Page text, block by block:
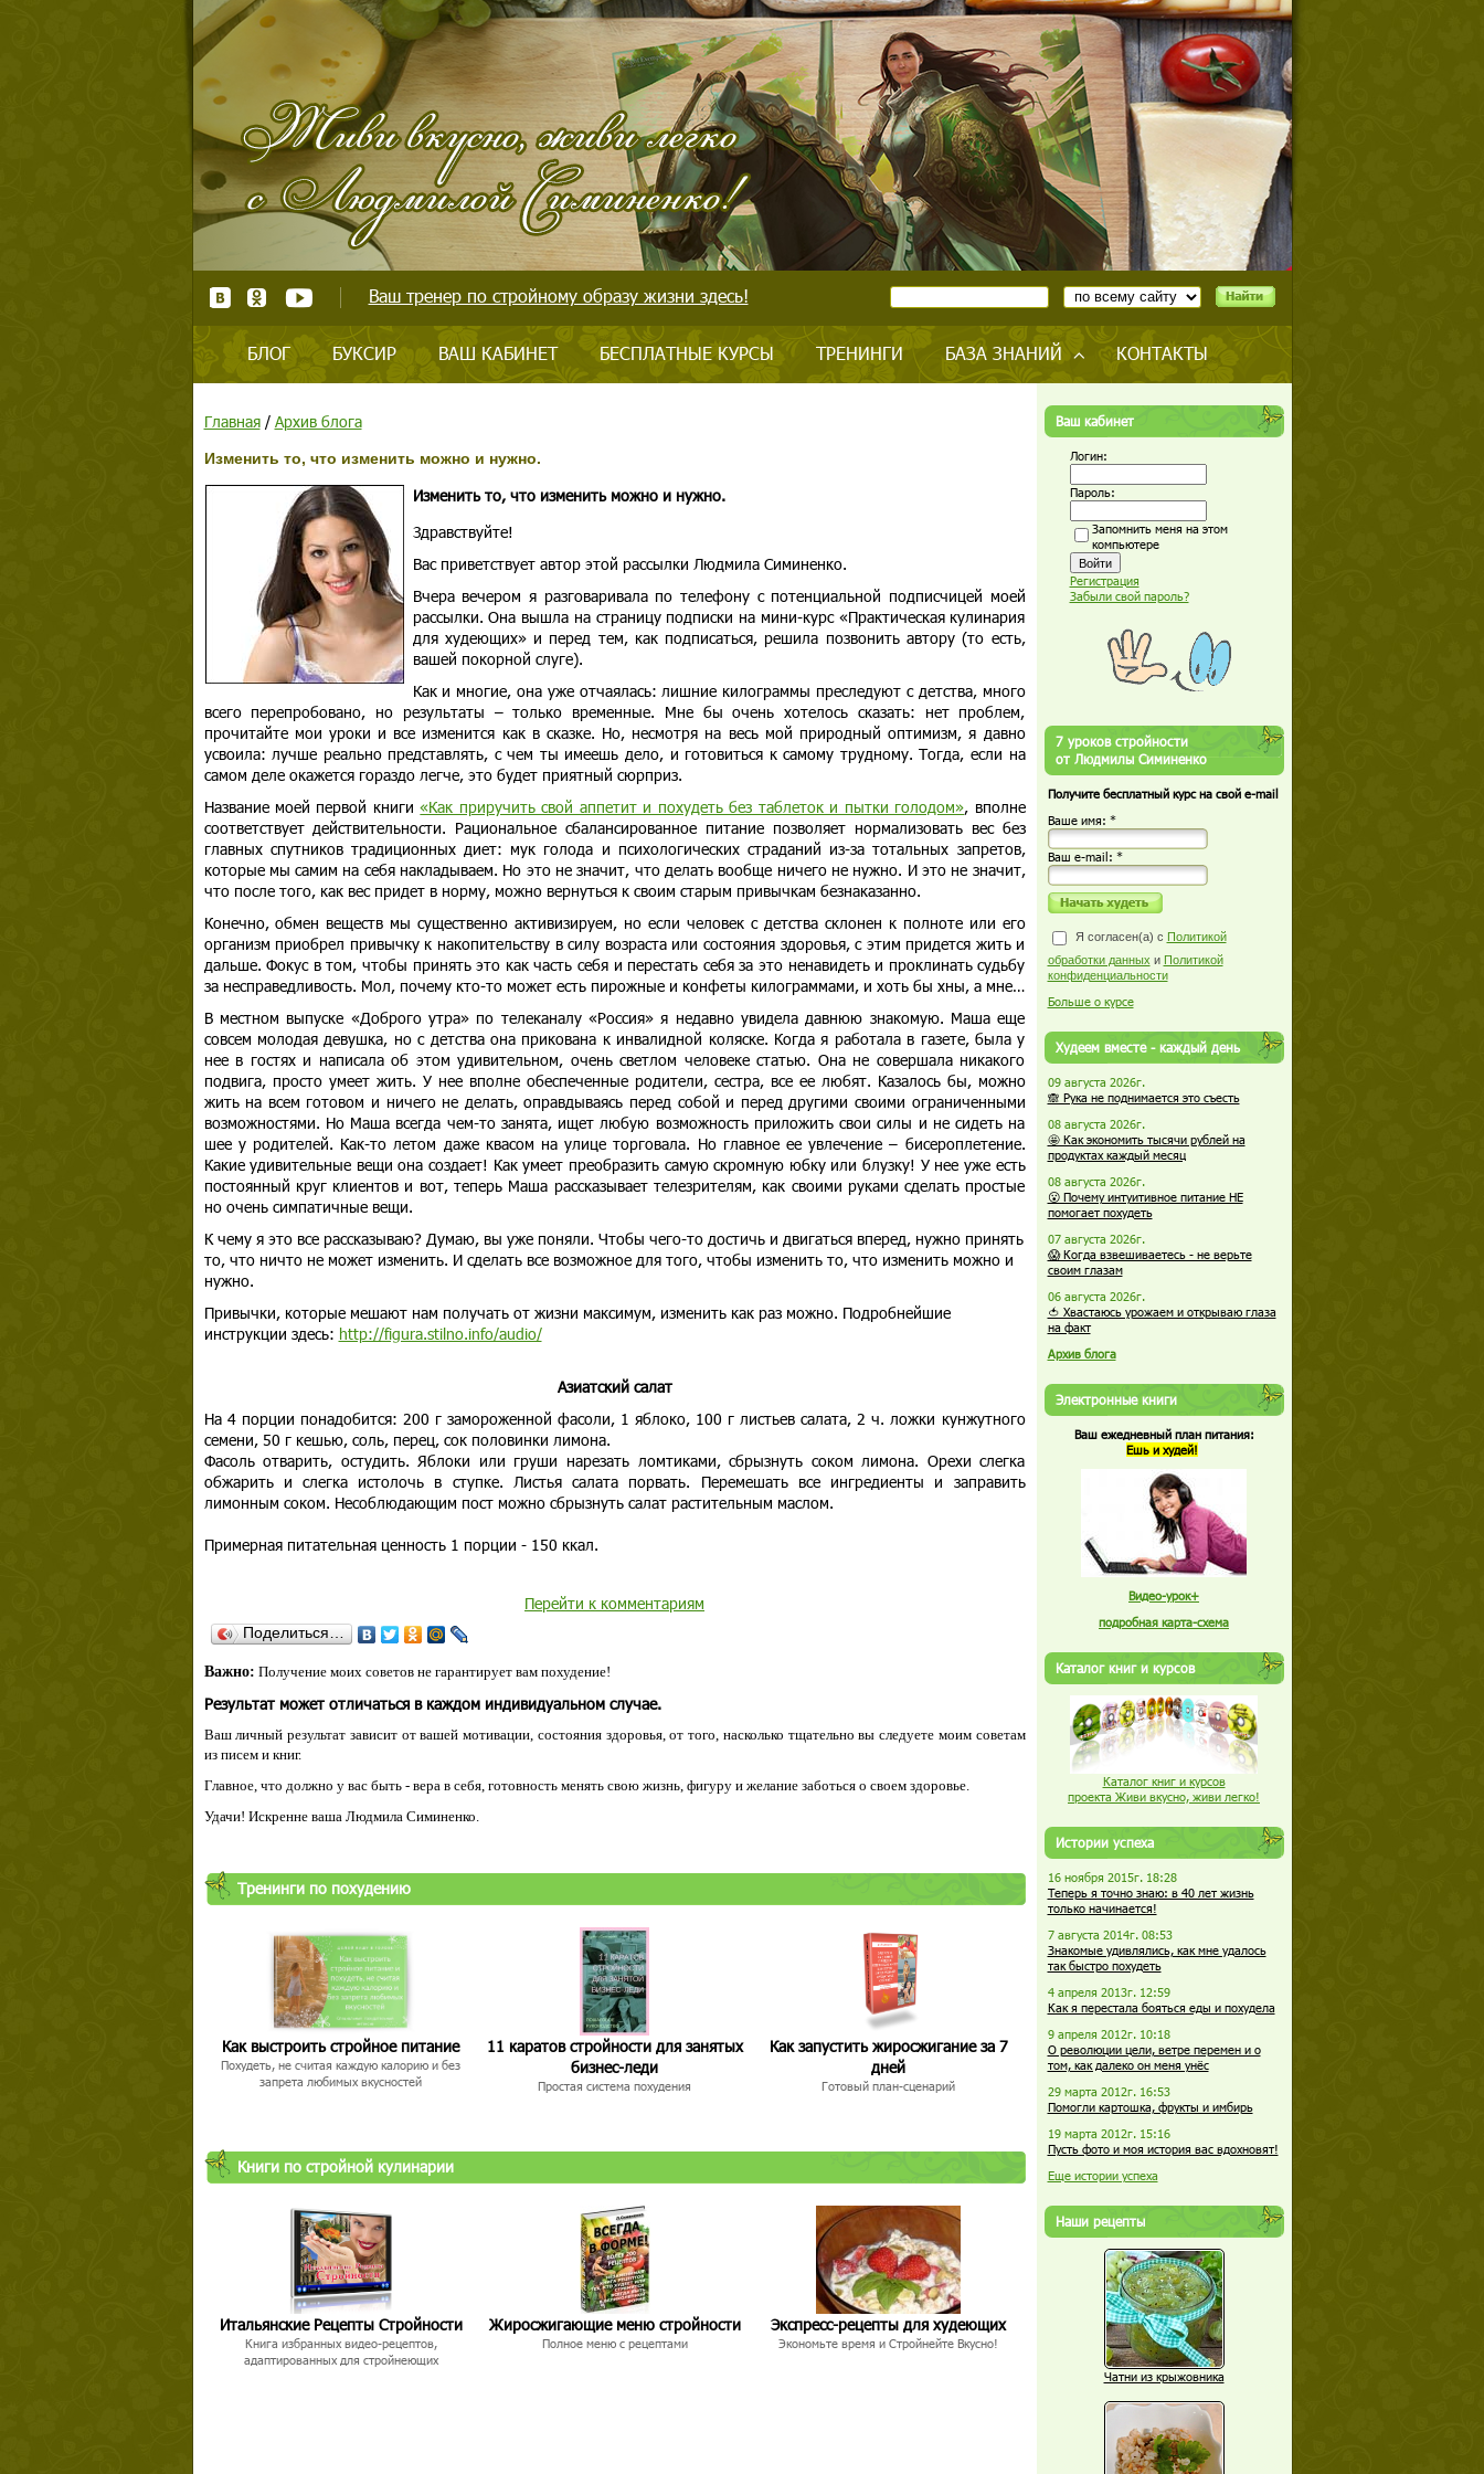
Ваш тренер по стройному образу жизни здесь!
БЛОГ БУКСИР ВАШ КАБИНЕТ БЕСПЛАТНЫЕ КУРСЫ ТРЕНИНГИ БАЗА ЗНАНИЙ КОНТАКТЫ
Главная/ Архив блога
Изменить то, что изменить можно и нужно.
Изменить то, что изменить можно и нужно.
Здравствуйте!
Вас приветствует автор этой рассылки Людмила Симиненко.
Вчера вечером я разговаривала по телефону с потенциальной подписчицей моей
рассылки. Она вышла на страницу подписки на мини-курс «Практическая кулинария
для худеющих» и перед тем, как подписаться, решила позвонить автору (то есть,
вашей покорной слуге).
Как и многие, она уже отчаялась: лишние килограммы преследуют с детства, много
всего перепробовано, но результаты – только временные. Мне бы очень хотелось сказать: нет проблем,
прочитайте мои уроки и все изменится как в сказке. Но, несмотря на весь мой природный оптимизм, я давно
усвоила: лучше реально представлять, с чем ты имеешь дело, и готовиться к самому трудному. Тогда, если на
самом деле окажется гораздо легче, это будет приятный сюрприз.
Название моей первой книги«Как приручить свой аппетит и похудеть без таблеток и пытки голодом», вполне
соответствует действительности. Рациональное сбалансированное питание позволяет нормализовать вес без
главных спутников традиционных диет: мук голода и психологических страданий из-за тотальных запретов,
которые мы самим на себя накладываем. Но это не значит, что делать вообще ничего не нужно. И это не значит,
что после того, как вес придет в норму, можно вернуться к своим старым привычкам безнаказанно.
Конечно, обмен веществ мы существенно активизируем, но если человек с детства склонен к полноте или его
организм приобрел привычку к накопительству в силу возраста или состояния здоровья, с этим придется жить и
дальше. Фокус в том, чтобы принять это как часть себя и перестать себя за это ненавидеть и проклинать судьбу
за несправедливость. Мол, почему кто-то может есть пирожные и конфеты килограммами, и хоть бы хны, а мне…
В местном выпуске «Доброго утра» по телеканалу «Россия» я недавно увидела давнюю знакомую. Маша еще
совсем молодая девушка, но с детства она прикована к инвалидной коляске. Когда я работала в газете, была у
нее в гостях и написала об этом удивительном, очень светлом человеке статью. Она не совершала никакого
подвига, просто умеет жить. У нее вполне обеспеченные родители, сестра, все ее любят. Казалось бы, можно
жить на всем готовом и ничего не делать, оправдываясь перед собой и перед другими своими ограниченными
возможностями. Но Маша всегда чем-то занята, ищет любую возможность приложить свои силы и не сидеть на
шее у родителей. Как-то летом даже квасом на улице торговала. Но главное ее увлечение – бисероплетение.
Какие удивительные вещи она создает! Как умеет преобразить самую скромную юбку или блузку! У нее уже есть
постоянный круг клиентов и вот, теперь Маша рассказывает телезрителям, как своими руками сделать простые
но очень симпатичные вещи.
К чему я это все рассказываю? Думаю, вы уже поняли. Чтобы чего-то достичь и двигаться вперед, нужно принять
то, что ничто не может изменить. И сделать все возможное для того, чтобы изменить то, что изменить можно и
нужно.
Привычки, которые мешают нам получать от жизни максимум, изменить как раз можно. Подробнейшие
инструкции здесь: http://figura.stilno.info/audio/
Азиатский салат
На 4 порции понадобится: 200 г замороженной фасоли, 1 яблоко, 100 г листьев салата, 2 ч. ложки кунжутного
семени, 50 г кешью, соль, перец, сок половинки лимона.
Фасоль отварить, остудить. Яблоки или груши нарезать ломтиками, сбрызнуть соком лимона. Орехи слегка
обжарить и слегка истолочь в ступке. Листья салата порвать. Перемешать все ингредиенты и заправить
лимонным соком. Несоблюдающим пост можно сбрызнуть салат растительным маслом.
Примерная питательная ценность 1 порции - 150 ккал.
Перейти к комментариям
Поделиться…
Важно: Получение моих советов не гарантирует вам похудение!
Результат может отличаться в каждом индивидуальном случае.
Ваш личный результат зависит от вашей мотивации, состояния здоровья, от того, насколько тщательно вы следуете моим советам
из писем и книг.
Главное, что должно у вас быть - вера в себя, готовность менять свою жизнь, фигуру и желание заботься о своем здоровье.
Удачи! Искренне ваша Людмила Симиненко.
Тренинги по похудению
Как выстроить стройное питание
Похудеть, не считая каждую калорию и без
запрета любимых вкусностей
11 каратов стройности для занятых
бизнес-леди
Простая система похудения
Как запустить жиросжигание за 7
дней
Готовый план-сценарий
Книги по стройной кулинарии
Итальянские Рецепты Стройности
Книга избранных видео-рецептов,
адаптированных для стройнеющих
Жиросжигающие меню стройности
Полное меню с рецептами
Экспресс-рецепты для худеющих
Экономьте время и Стройнейте Вкусно!
Ваш кабинет
Логин:
Пароль:
Запомнить меня на этом
компьютере
Регистрация
Забыли свой пароль?
7 уроков стройности
от Людмилы Симиненко
Получите бесплатный курс на свой e-mail
Ваше имя: *
Ваш е-mail: *
Я согласен(а) с Политикой
обработки данных и Политикой
конфиденциальности
Больше о курсе
Худеем вместе - каждый день
09 августа 2026г.
🙈 Рука не поднимается это съесть
08 августа 2026г.
🤩 Как экономить тысячи рублей на
продуктах каждый месяц
08 августа 2026г.
😮 Почему интуитивное питание НЕ
помогает похудеть
07 августа 2026г.
😱 Когда взвешиваетесь - не верьте
своим глазам
06 августа 2026г.
🍅 Хвастаюсь урожаем и открываю глаза
на факт
Архив блога
Электронные книги
Ваш ежедневный план питания:
Ешь и худей!
Видео-урок+
подробная карта-схема
Каталог книг и курсов
Каталог книг и курсов
проекта Живи вкусно, живи легко!
Истории успеха
16 ноября 2015г. 18:28
Теперь я точно знаю: в 40 лет жизнь
только начинается!
7 августа 2014г. 08:53
Знакомые удивлялись, как мне удалось
так быстро похудеть
4 апреля 2013г. 12:59
Как я перестала бояться еды и похудела
9 апреля 2012г. 10:18
О революции цели, ветре перемен и о
том, как далеко он меня унёс
29 марта 2012г. 16:53
Помогли картошка, фрукты и имбирь
19 марта 2012г. 15:16
Пусть фото и моя история вас вдохновят!
Еще истории успеха
Наши рецепты
Чатни из крыжовника